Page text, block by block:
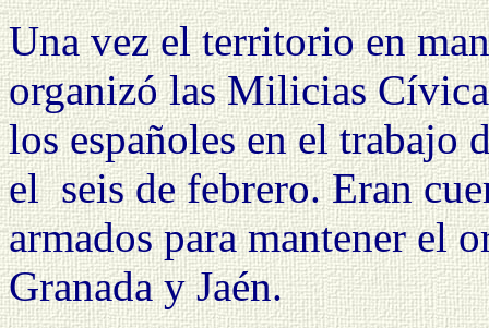
Una vez el territorio en
organizó las Milicias
los españoles en el trabajo
el seis de febrero. Eran
armados para mantener el
Granada y Jaén.